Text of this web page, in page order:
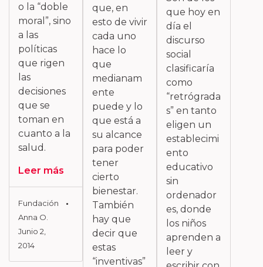
o la “doble
moral”, sino
a las
políticas
que rigen
las
decisiones
que se
toman en
cuanto a la
salud.
Leer más
Fundación
Anna O.
Junio 2,
2014
que, en
esto de vivir
cada uno
hace lo
que
medianam
ente
puede y lo
que está a
su alcance
para poder
tener
cierto
bienestar.
También
hay que
decir que
estas
“inventivas”
que hoy en
día el
discurso
social
clasificaría
como
“retrógrada
s” en tanto
eligen un
establecimi
ento
educativo
sin
ordenador
es, donde
los niños
aprenden a
leer y